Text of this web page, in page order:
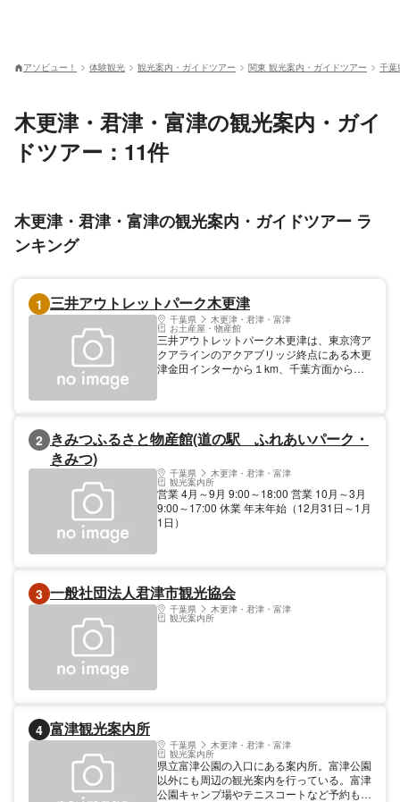
アソビュー！ 体験観光 観光案内・ガイドツアー 関東 観光案内・ガイドツアー 千葉
木更津・君津・富津の観光案内・ガイ
ドツアー：11件
木更津・君津・富津の観光案内・ガイドツアー ラ
ンキング
1 三井アウトレットパーク木更津
千葉県 木更津・君津・富津
お土産屋・物産館
三井アウトレットパーク木更津は、東京湾ア
クアラインのアクアブリッジ終点にある木更
津金田インターから１km、千葉方面からア
置しています平成３０年１０月には３００店
ップしました。店内や通路は広々としてい
て、お子様やペット連れのお子様も安心して
お買い物が楽しめます。
2 きみつふるさと物産館(道の駅 ふれあいパーク・
きみつ)
千葉県 木更津・君津・富津
観光案内所
営業 4月～9月 9:00～18:00 営業 10月～3月
9:00～17:00 休業 年末年始（12月31日～1月
1日）
3 一般社団法人君津市観光協会
千葉県 木更津・君津・富津
観光案内所
4 富津観光案内所
千葉県 木更津・君津・富津
観光案内所
県立富津公園の入口にある案内所。富津公園
以外にも周辺の観光案内を行っている。富津
公園キャンプ場やテニスコートなど予約も行